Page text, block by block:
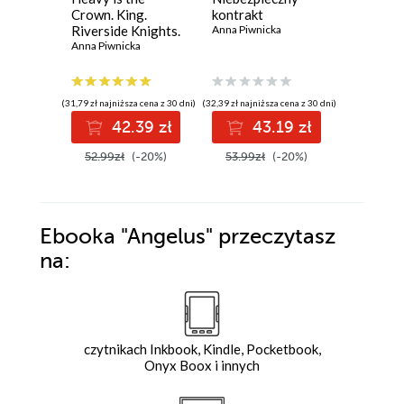
Crown. King.
Riverside Knights.
Tom 1
Anna Piwnicka
(31,79 zł najniższa cena z 30 dni)
42.39 zł
52.99zł (-20%)
kontrakt
Anna Piwnicka
(32,39 zł najniższa cena z 30 dni)
43.19 zł
53.99zł (-20%)
Ebooka "Angelus" przeczytasz
na:
czytnikach Inkbook, Kindle, Pocketbook,
Onyx Boox i innych